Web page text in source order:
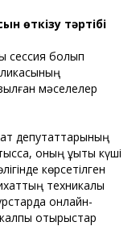
өткізу тәртібі
сессия болып
мәселелер
депутаттарының
оның құқықтық күші
көрсетілген
техникалық
онлайн-
отырыстар